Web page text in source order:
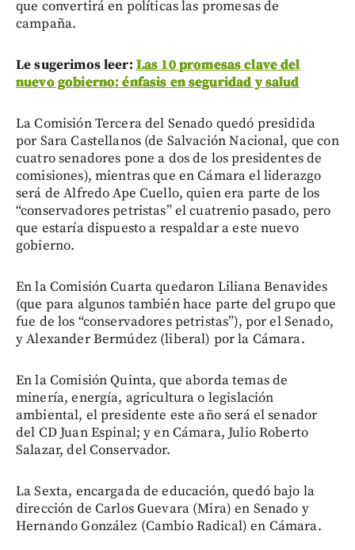
que convertirá en políticas las promesas de
campaña.
Le sugerimos leer: Las 10 promesas clave del
nuevo gobierno: énfasis en seguridad y salud
La Comisión Tercera del Senado quedó presidida
por Sara Castellanos (de Salvación Nacional, que con
cuatro senadores pone a dos de los presidentes de
comisiones), mientras que en Cámara el liderazgo
será de Alfredo Ape Cuello, quien era parte de los
“conservadores petristas” el cuatrenio pasado, pero
que estaría dispuesto a respaldar a este nuevo
gobierno.
En la Comisión Cuarta quedaron Liliana Benavides
(que para algunos también hace parte del grupo que
fue de los “conservadores petristas”), por el Senado,
y Alexander Bermúdez (liberal) por la Cámara.
En la Comisión Quinta, que aborda temas de
minería, energía, agricultura o legislación
ambiental, el presidente este año será el senador
del CD Juan Espinal; y en Cámara, Julio Roberto
Salazar, del Conservador.
La Sexta, encargada de educación, quedó bajo la
dirección de Carlos Guevara (Mira) en Senado y
Hernando González (Cambio Radical) en Cámara.